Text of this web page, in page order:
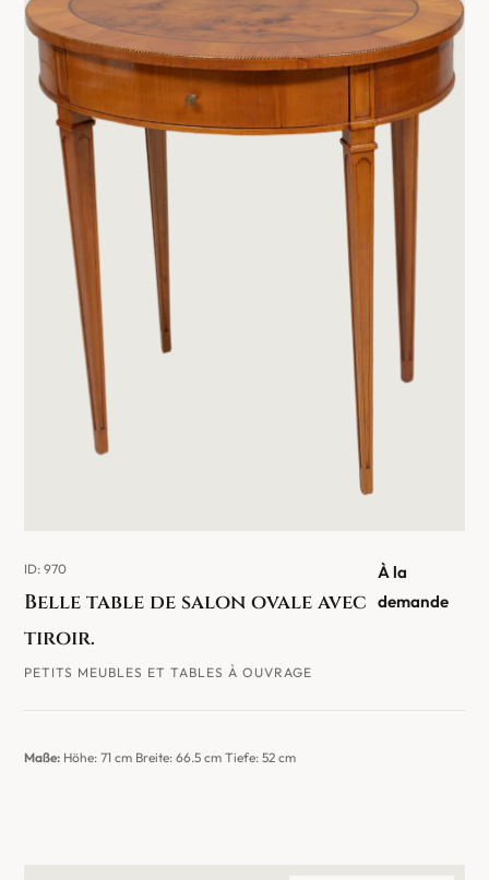
ID: 970
Belle table de salon ovale avec
tiroir.
PETITS MEUBLES ET TABLES À OUVRAGE
À la
demande
Maße: Höhe: 71 cm Breite: 66.5 cm Tiefe: 52 cm